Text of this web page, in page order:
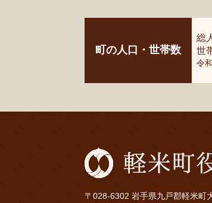
町の人口・世帯数
総
世
令
〒028-6302 岩手県九戸郡軽米町